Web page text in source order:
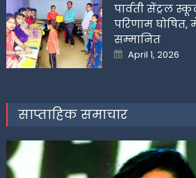
पार्वती सेंट्रल
परिणाम घोषित,
सम्मानित
Posted
on
April 1, 2026
साप्ताहिक समाचार